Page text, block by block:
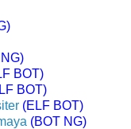
BOT)
BOT)
(ELF BOT)
(BOT NG)